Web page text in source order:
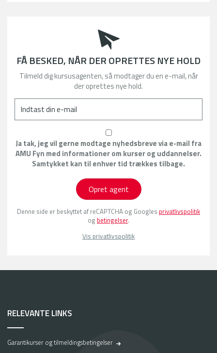
FÅ BESKED, NÅR DER OPRETTES NYE HOLD
Tilmeld dig kursusagenten, så modtager du en e-mail, når
der oprettes nye hold.
Ja tak, jeg vil gerne modtage nyhedsbreve via e-mail fra
AMU Fyn med informationer om kurser og uddannelser.
Samtykket kan til enhver tid trækkes tilbage.
Opret agent
Denne side er beskyttet af reCAPTCHA og Googles privatlivspolitik
og betingelser.
Vis privatlivspolitik
RELEVANTE LINKS
Garantikurser og tilmeldingsbetingelser